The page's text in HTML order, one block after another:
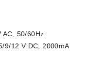
AC, 50/60Hz
9/12 V DC, 2000mA